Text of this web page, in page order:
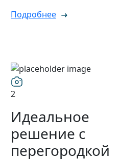
Подробнее
2
Идеальное
решение с
перегородкой